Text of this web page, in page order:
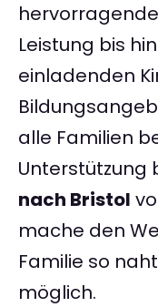
Leistung bis
einladenden
alle Familien
Unterstützung
nach Bristol
mache den
Familie so
möglich.